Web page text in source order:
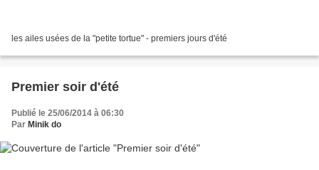
les ailes usées de la "petite tortue" - premiers jours d'été
Premier soir d'été
Publié le 25/06/2014 à 06:30
Par Minik do